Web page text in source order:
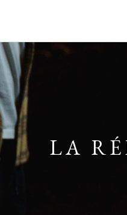
LA